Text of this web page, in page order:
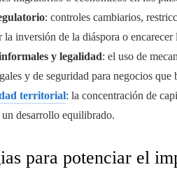
: controles cambiarios,
la inversión de la diáspora o encarecer
y legalidad: el uso de
y de seguridad para negocios que
territorial: la concentración de
desarrollo equilibrado.
para potenciar el